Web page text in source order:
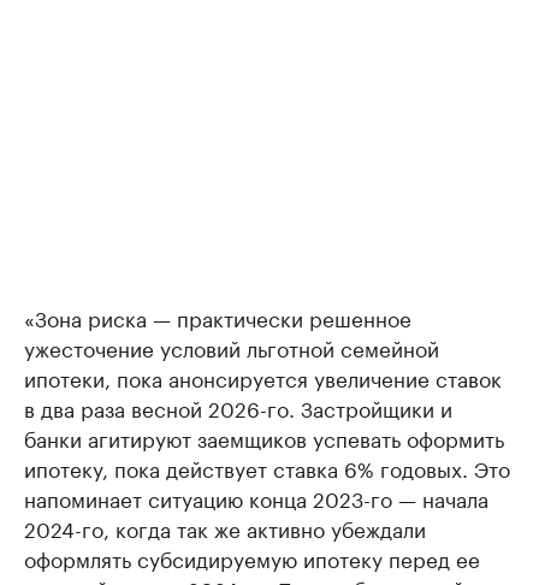
«Зона риска — практически решенное
ужесточение условий льготной семейной
ипотеки, пока анонсируется увеличение ставок
в два раза весной 2026-го. Застройщики и
банки агитируют заемщиков успевать оформить
ипотеку, пока действует ставка 6% годовых. Это
напоминает ситуацию конца 2023-го — начала
2024-го, когда так же активно убеждали
оформлять субсидируемую ипотеку перед ее